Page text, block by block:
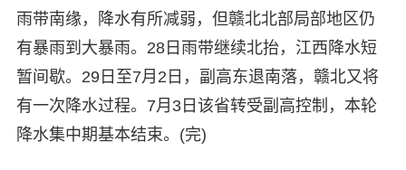
雨带南缘，降水有所减弱，但赣北北部局部地区仍
有暴雨到大暴雨。28日雨带继续北抬，江西降水短
暂间歇。29日至7月2日，副高东退南落，赣北又将
有一次降水过程。7月3日该省转受副高控制，本轮
降水集中期基本结束。(完)